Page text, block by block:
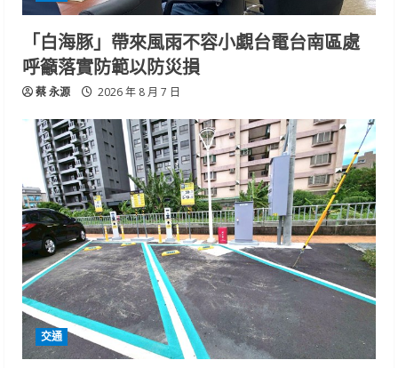
「白海豚」帶來風雨不容小覷台電台南區處
呼籲落實防範以防災損
蔡 永源 2026 年 8 月 7 日
交通